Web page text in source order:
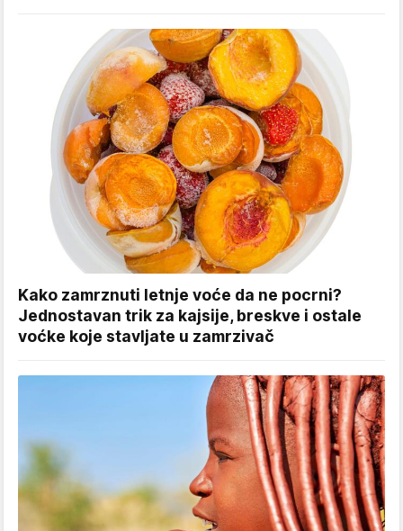
Kako zamrznuti letnje voće da ne pocrni?
Jednostavan trik za kajsije, breskve i ostale
voćke koje stavljate u zamrzivač